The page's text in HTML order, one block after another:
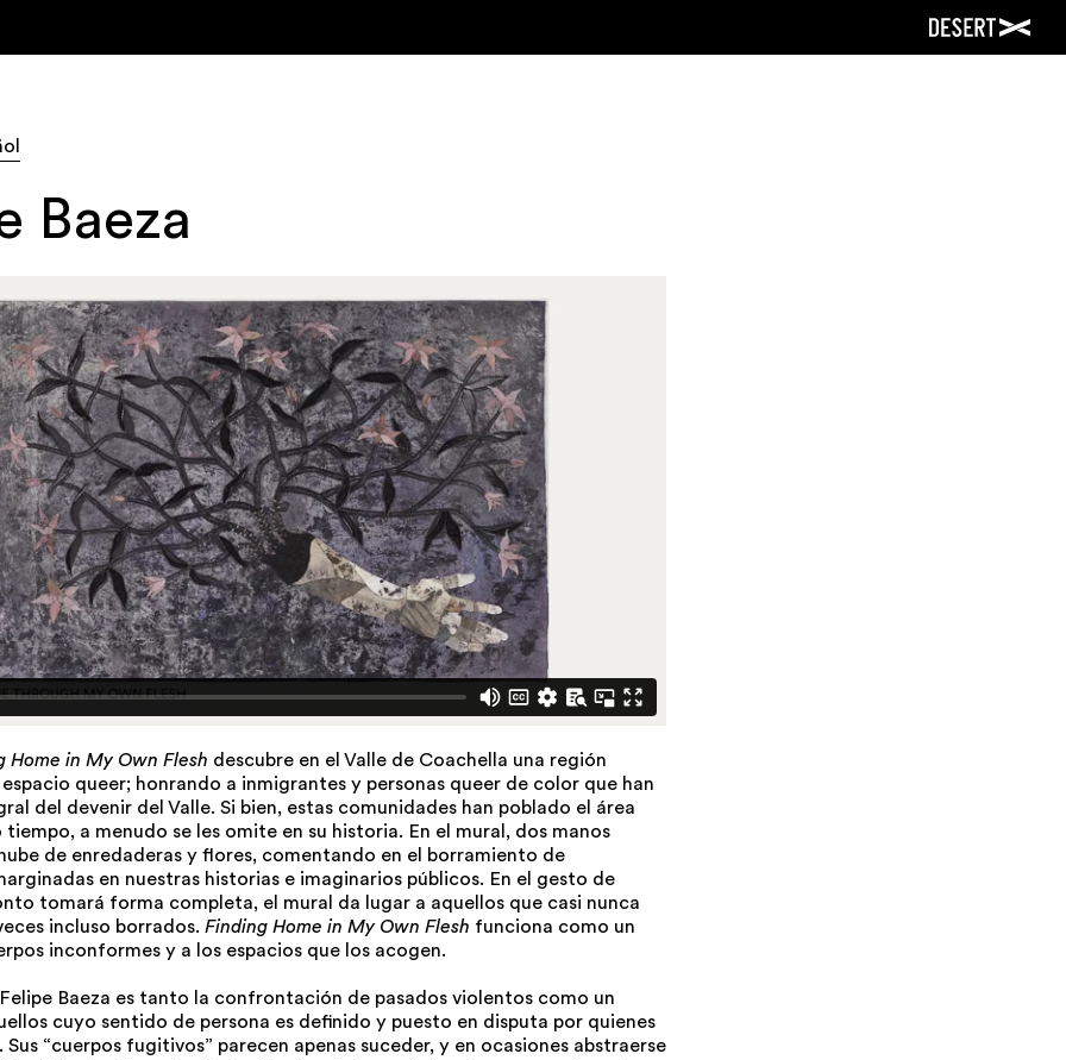
Baeza
Home in My Own Flesh descubre en el Valle de Coachella una región
queer; honrando a inmigrantes y personas queer de color que han
del devenir del Valle. Si bien, estas comunidades han poblado el área
a menudo se les omite en su historia. En el mural, dos manos
de enredaderas y flores, comentando en el borramiento de
en nuestras historias e imaginarios públicos. En el gesto de
tomará forma completa, el mural da lugar a aquellos que casi nunca
incluso borrados. Finding Home in My Own Flesh funciona como un
inconformes y a los espacios que los acogen.
Baeza es tanto la confrontación de pasados violentos como un
cuyo sentido de persona es definido y puesto en disputa por quienes
“cuerpos fugitivos” parecen apenas suceder, y en ocasiones abstraerse